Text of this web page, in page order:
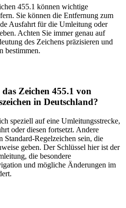
455.1 können wichtige
Sie können die Entfernung zum
Ausfahrt für die Umleitung oder
Achten Sie immer genau auf
des Zeichens präzisieren und
bestimmen.
Zeichen 455.1 von
in Deutschland?
speziell auf eine Umleitungsstrecke,
oder diesen fortsetzt. Andere
Standard-Regelzeichen sein, die
geben. Der Schlüssel hier ist der
die besondere
und mögliche Änderungen im